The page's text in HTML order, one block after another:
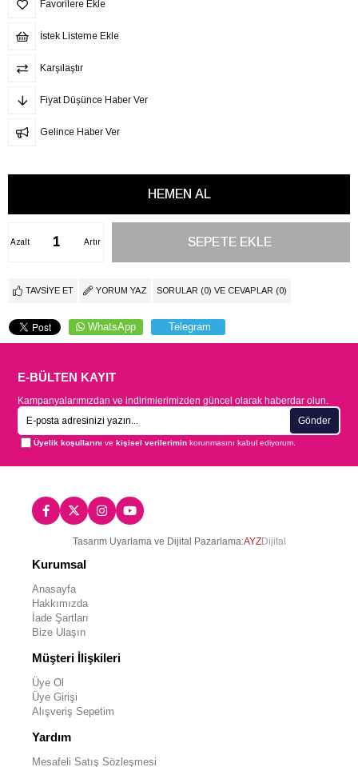
Favorilere Ekle
İstek Listeme Ekle
Karşılaştır
Fiyat Düşünce Haber Ver
Gelince Haber Ver
Artır
Azalt
TAVSIYE ET YORUM YAZ SORULAR (0) VE CEVAPLAR (0)
WhatsApp Telegram
E-BÜLTEN KAYIT
Kampanyalarımızdan ve indirimlerimizden güncel olarak haberdar olun.
Gönder
Üyelik koşullarını vekişisel verilerimin korunmasını kabul ediyorum.
Tasarım Uyarlama ve Dijital Pazarlama:AYZDijital
Kurumsal
Anasayfa
Hakkımızda
İade Şartları
Bize Ulaşın
Müşteri İlişkileri
Üye Ol
Üye Girişi
Alışveriş Sepetim
Yardım
Mesafeli Satış Sözleşmesi